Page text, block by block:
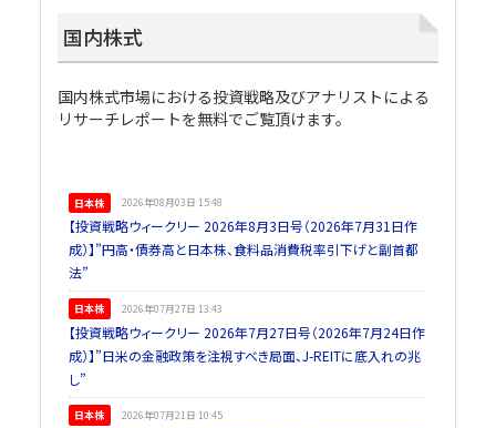
国内株式
国内株式市場における投資戦略及びアナリストによる
リサーチレポートを無料でご覧頂けます。
日本株 2026年08月03日 15:48
【投資戦略ウィークリー 2026年8月3日号（2026年7月31日作
成）】”円高・債券高と日本株、食料品消費税率引下げと副首都
法”
日本株 2026年07月27日 13:43
【投資戦略ウィークリー 2026年7月27日号（2026年7月24日作
成）】”日米の金融政策を注視すべき局面、J-REITに底入れの兆
し”
日本株 2026年07月21日 10:45